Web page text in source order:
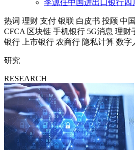
李源任中国进出口银行四
热词 理财 支付 银联 白皮书 投顾 中
CFCA 区块链 手机银行 5G消息 理财
银行
上市银行 农商行 隐私计算 数字
研究
RESEARCH